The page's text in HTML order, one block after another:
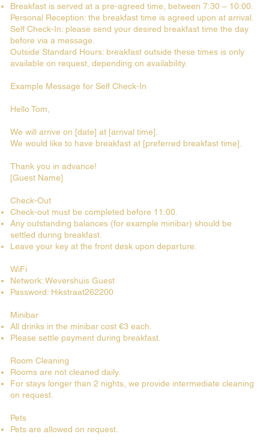
Breakfast is served at a pre-agreed time, between 7:30 – 10:00.
Personal Reception: the breakfast time is agreed upon at arrival.
Self Check-In: please send your desired breakfast time the day
before via a message.
Outside Standard Hours: breakfast outside these times is only
available on request, depending on availability.
Example Message for Self Check-In
Hello Tom,
We will arrive on [date] at [arrival time].
We would like to have breakfast at [preferred breakfast time].
Thank you in advance!
[Guest Name]
Check-Out
Check-out must be completed before 11:00.
Any outstanding balances (for example minibar) should be
settled during breakfast.
Leave your key at the front desk upon departure.
WiFi
Network: Wevershuis Guest
Password: Hikstraat262200
Minibar
All drinks in the minibar cost €3 each.
Please settle payment during breakfast.
Room Cleaning
Rooms are not cleaned daily.
For stays longer than 2 nights, we provide intermediate cleaning
on request.
Pets
Pets are allowed on request.